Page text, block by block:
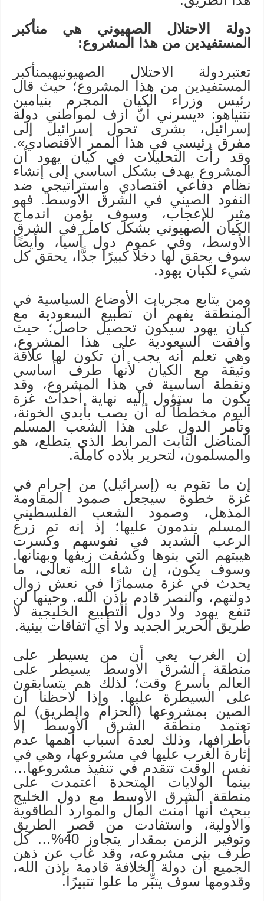
دولة الاحتلال الصهيوني هي منأكبر
المستفيدين من هذا المشروع:
تعتبردولة الاحتلال الصهيونيهيمنأكبر
المستفيدين من هذا المشروع؛ حيث قال
رئيس وزراء الكيان المجرم بنيامين
نتنياهو: «يسرني أنّ أزف لمواطني دولة
إسرائيل، بشرى تحول إسرائيل إلى
مفرق رئيسي في هذا الممر الاقتصادي».
وقد رأت التحليلات في كيان يهود أن
المشروع يهدف بشكل أساسي إلى إنشاء
نظام دفاعي اقتصادي واستراتيجي ضد
النفود الصيني في الشرق الأوسط. فهو
مثير للإعجاب، وسوف يؤمن اندماج
الكيان الصهيوني بشكل كامل في الشرق
الأوسط، وفي عموم دول آسيا، وأيضًا
سوف يحقق لها دخلًا كبيرًا جدًّا، يحقق كل
شيء لكيان يهود.
ومن يتابع مجريات الأوضاع السياسية في
المنطقة يفهم أن تطبيع السعودية مع
كيان يهود سيكون تحصيل حاصل؛ حيث
وافقت السعودية على هذا المشروع،
وهي تعلم أنه يجب أن تكون لها علاقة
وثيقة مع الكيان لأنها طرف أساسي
ونقطة أساسية في هذا المشروع، وقد
يكون ما ستؤول إليه نهاية أحداث غزة
اليوم مخططًا له أن يصب بأيدي الخونة،
وتآمر الدول على هذا الشعب المسلم
المناضل الثابت المرابط الذي يتطلع، هو
والمسلمون، لتحرير بلاده كاملة.
إن ما تقوم به (إسرائيل) من إجرام في
غزة خطوة سيجعل صمود المقاومة
المذهل، وصمود الشعب الفلسطيني
المسلم يندمون عليها؛ إذ إنه تم زرع
الرعب الشديد في نفوسهم وكسرت
هيبتهم التي بنوها وكشفت زيفها وبهتانها.
وسوف يكون، إن شاء الله تعالى، ما
يحدث في غزة مسمارًا في نعش زوال
دولتهم، والنصر قادم بإذن الله. وحينها لن
تنفع يهود ولا دول التطبيع الخليجية لا
طريق الحرير الجديد ولا أي اتفاقات بينية.
إن الغرب يعي أن من يسيطر على
منطقة الشرق الأوسط يسيطر على
العالم بأسرع وقت؛ لذلك هم يتسابقون
على السيطرة عليها. وإذا لاحظنا أن
الصين بمشروعها (الحزام والطريق) لم
تعتمد منطقة الشرق الأوسط إلا
بأطرافها، وذلك لعدة أسباب أهمها عدم
إثارة الغرب عليها في مشروعها، وهي في
نفس الوقت تتقدم في تنفيذ مشروعها…
بينما الولايات المتحدة اعتمدت على
منطقة الشرق الأوسط مع دول الخليج
ببحث أنها أمنت المال والموارد الطاقوية
والأولية، واستفادت من قصر الطريق
وتوفير الزمن بمقدار يتجاوز 40%… كل
طرف بنى مشروعه، وقد غاب عن ذهن
الجميع أن دولة الخلافة قادمة بإذن الله،
وقدومها سوف يتبِّر ما علوا تتبيرًا.